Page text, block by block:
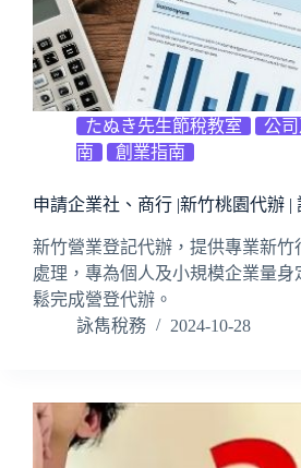
たぬき先生節稅教室
公
南
創業指南
申請企業社、商行 |新竹桃園代辦 |
新竹營業登記代辦，提供專業新竹
處理，專為個人及小規模企業量身
鬆完成營登代辦。
詠雋稅務
2024-10-28